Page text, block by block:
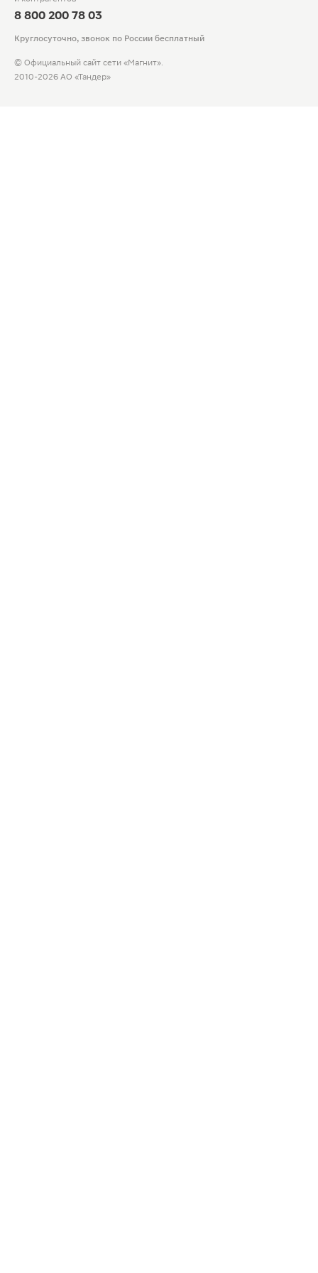
8 800 200 78 03
Круглосуточно, звонок по России бесплатный
© Официальный сайт сети «Магнит».
2010-2026 АО «Тандер»